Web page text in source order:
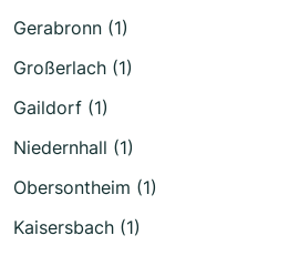
Gerabronn (1)
Großerlach (1)
Gaildorf (1)
Niedernhall (1)
Obersontheim (1)
Kaisersbach (1)